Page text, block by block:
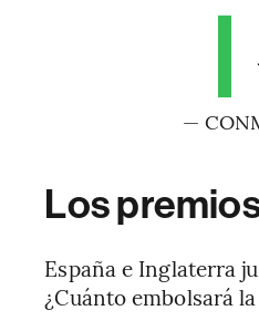
—
Los
España e Inglaterra
¿Cuánto embolsará